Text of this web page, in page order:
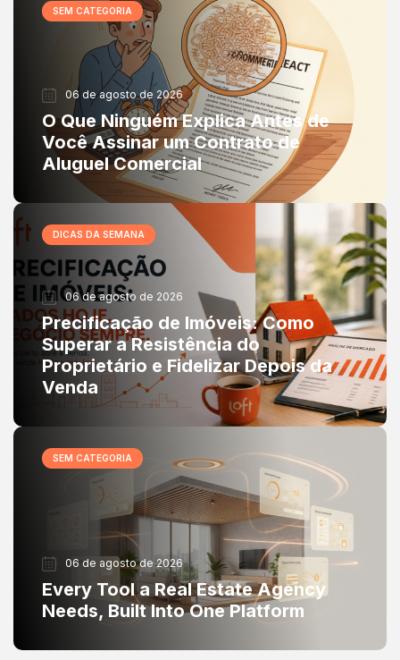
SEM CATEGORIA
06 de agosto de 2026
O Que Ninguém Explica Antes de
Você Assinar um Contrato de
Aluguel Comercial
DICAS DA SEMANA
06 de agosto de 2026
Precificação de Imóveis: Como
Superar a Resistência do
Proprietário e Fidelizar Depois da
Venda
SEM CATEGORIA
06 de agosto de 2026
Every Tool a Real Estate Agency
Needs, Built Into One Platform